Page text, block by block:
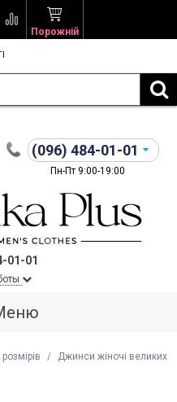
Порожній
(096) 484-01-01
Пн-Пт 9:00-19:00
01-01
/
Джинси жіночі великих